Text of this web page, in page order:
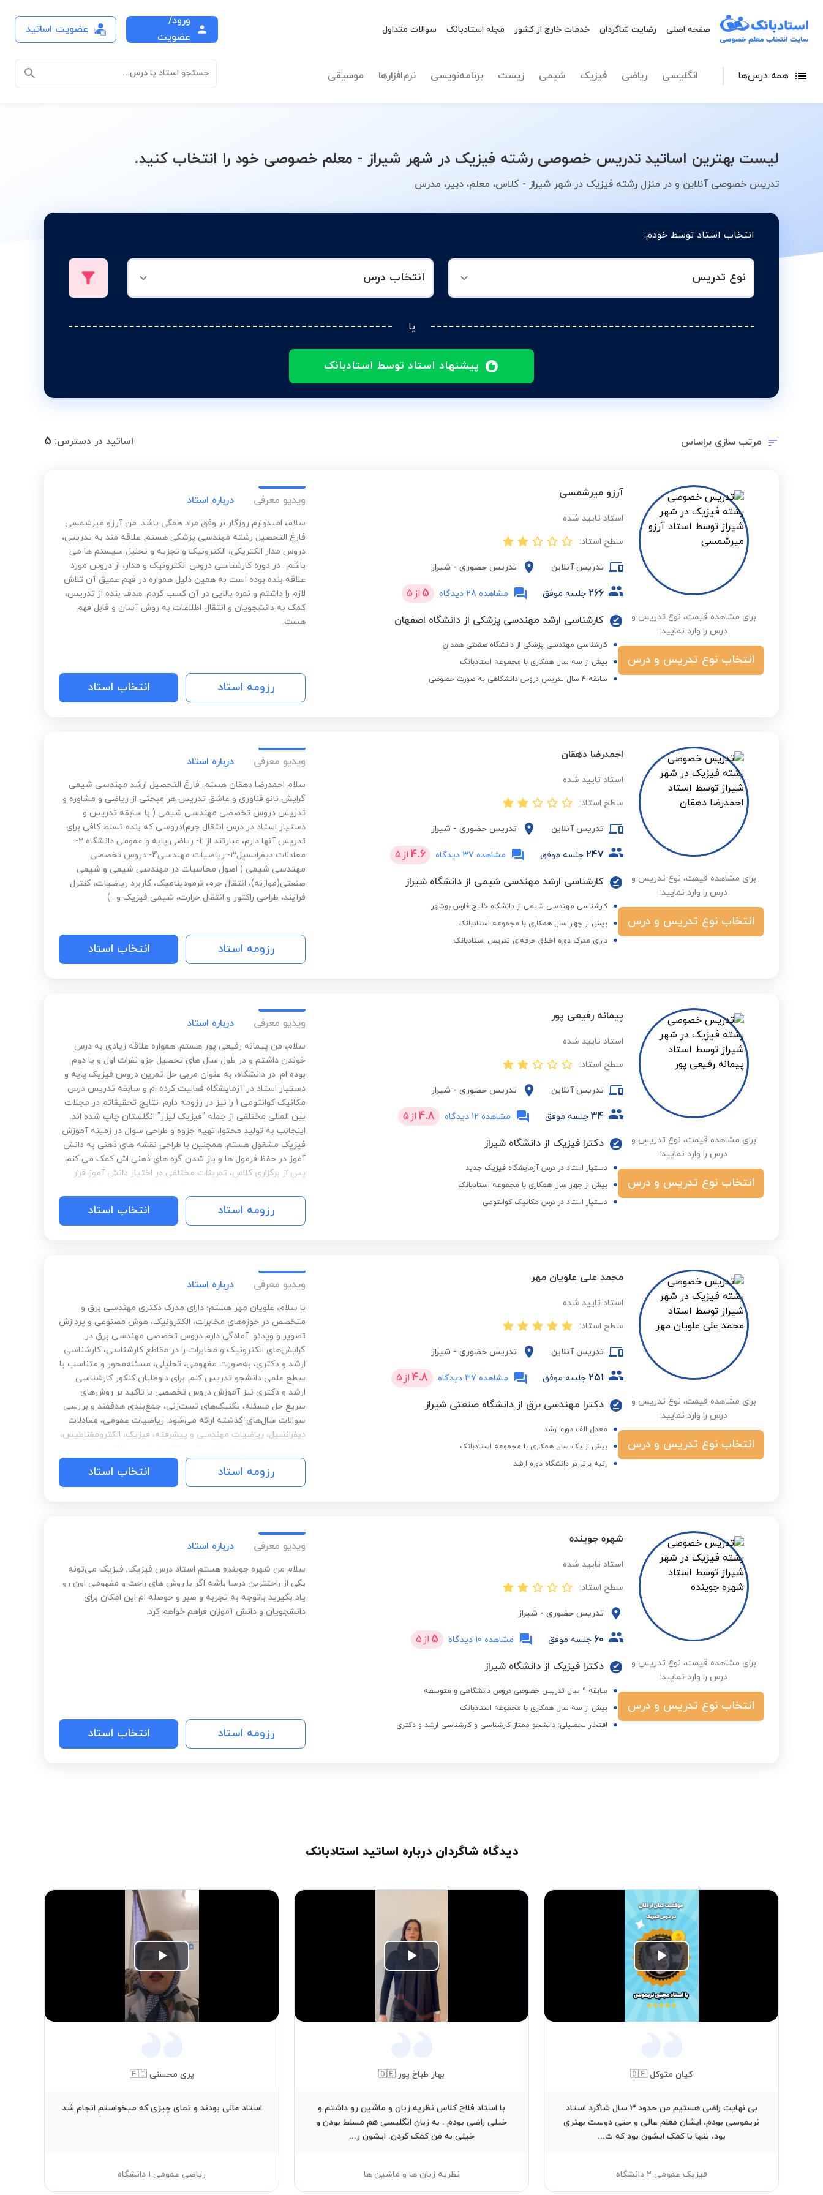
صفحه اصلی رضایت شاگردان خدمات خارج از کشور مجله استادبانک سوالات متداول
ورود/
عضویت
عضویت اساتید
همه درس‌ها انگلیسی ریاضی فیزیک شیمی زیست برنامه‌نویسی نرم‌افزارها موسیقی جستجو استاد یا درس...
لیست بهترین اساتید تدریس خصوصی رشته فیزیک در شهر شیراز - معلم خصوصی خود را انتخاب کنید.
تدریس خصوصی آنلاین و در منزل رشته فیزیک در شهر شیراز - کلاس، معلم، دبیر، مدرس
انتخاب استاد توسط خودم:
نوع تدریس انتخاب درس
یا
پیشنهاد استاد توسط استادبانک
نوع تدریس
مرتب سازی براساس اساتید در دسترس: 5
برای مشاهده قیمت، نوع تدریس و
درس را وارد نمایید:
انتخاب نوع تدریس و درس
آرزو میرشمسی
استاد تایید شده
سطح استاد:
تدریس آنلاین تدریس حضوری - شیراز
266 جلسه موفق مشاهده 28 دیدگاه 5 از 5
کارشناسی ارشد مهندسی پزشکی از دانشگاه اصفهان
کارشناسی مهندسی پزشکی از دانشگاه صنعتی همدان
بیش از سه سال همکاری با مجموعه استادبانک
سابقه 4 سال تدریس دروس دانشگاهی به صورت خصوصی
ویدیو معرفی درباره استاد
سلام، امیدوارم روزگار بر وفق مراد همگی باشد. من آرزو میرشمسی
فارغ التحصیل رشته مهندسی پزشکی هستم. علاقه مند به تدریس،
دروس مدار الکتریکی، الکترونیک و تجزیه و تحلیل سیستم ها می
باشم . در دوره کارشناسی دروس الکترونیک و مدار، از دروس مورد
علاقه بنده بوده است به همین دلیل همواره در فهم عمیق آن تلاش
لازم را داشتم و نمره بالایی در آن کسب کردم. هدف بنده از تدریس،
کمک به دانشجویان و انتقال اطلاعات به روش آسان و قابل فهم
هست.
رزومه استاد انتخاب استاد
برای مشاهده قیمت، نوع تدریس و
درس را وارد نمایید:
انتخاب نوع تدریس و درس
احمدرضا دهقان
استاد تایید شده
سطح استاد:
تدریس آنلاین تدریس حضوری - شیراز
247 جلسه موفق مشاهده 37 دیدگاه 4.6 از 5
کارشناسی ارشد مهندسی شیمی از دانشگاه شیراز
کارشناسی مهندسی شیمی از دانشگاه خلیج فارس بوشهر
بیش از چهار سال همکاری با مجموعه استادبانک
دارای مدرک دوره اخلاق حرفه‌ای تدریس استادبانک
ویدیو معرفی درباره استاد
سلام احمدرضا دهقان هستم. فارغ التحصیل ارشد مهندسی شیمی
گرایش نانو فناوری و عاشق تدریس هر مبحثی از ریاضی و مشاوره و
تدریس دروس تخصصی مهندسی شیمی ( با سابقه تدریس و
دستیار استاد در درس انتقال جرم)دروسی که بنده تسلط کافی برای
تدریس آنها دارم، عبارتند از :1- ریاضی پایه و عمومی دانشگاه 2-
معادلات دیفرانسیل3- ریاضیات مهندسی4- دروس تخصصی
مهتدسی شیمی ( اصول محاسبات در مهندسی شیمی و شیمی
صنعتی(موازنه)، انتقال جرم، ترمودینامیک، کاربرد ریاضیات، کنترل
فرآیند، طراحی راکتور و انتقال حرارت، شیمی فیزیک و ..)
رزومه استاد انتخاب استاد
برای مشاهده قیمت، نوع تدریس و
درس را وارد نمایید:
انتخاب نوع تدریس و درس
پیمانه رفیعی پور
استاد تایید شده
سطح استاد:
تدریس آنلاین تدریس حضوری - شیراز
34 جلسه موفق مشاهده 12 دیدگاه 4.8 از 5
دکترا فیزیک از دانشگاه شیراز
دستیار استاد در درس آزمایشگاه فیزیک جدید
بیش از چهار سال همکاری با مجموعه استادبانک
دستیار استاد در درس مکانیک کوانتومی
ویدیو معرفی درباره استاد
سلام، من پیمانه رفیعی پور هستم. همواره علاقه زیادی به درس
خوندن داشتم و در طول سال های تحصیل جزو نفرات اول و یا دوم
بوده ام. در دانشگاه، به عنوان مربی حل تمرین دروس فیزیک پایه و
دستیار استاد در آزمایشگاه فعالیت کرده ام و سابقه تدریس درس
مکانیک کوانتومی 1 را نیز در رزومه دارم. نتایج تحقیقاتم در مجلات
بین المللی مختلفی از جمله "فیزیک لیزر" انگلستان چاپ شده اند.
اینجانب به تولید محتوا، تهیه جزوه و طراحی سوال در زمینه آموزش
فیزیک مشغول هستم. همچنین با طراحی نقشه های ذهنی به دانش
آموز در حفظ فرمول ها و باز شدن گره های ذهنی اش کمک می کنم.
پس از برگزاری کلاس، تمرینات مختلفی در اختیار دانش آموز قرار
آینده رفع اشکال شود.
رزومه استاد انتخاب استاد
برای مشاهده قیمت، نوع تدریس و
درس را وارد نمایید:
انتخاب نوع تدریس و درس
محمد علی علویان مهر
استاد تایید شده
سطح استاد:
تدریس آنلاین تدریس حضوری - شیراز
251 جلسه موفق مشاهده 37 دیدگاه 4.8 از 5
دکترا مهندسی برق از دانشگاه صنعتی شیراز
معدل الف دوره ارشد
بیش از یک سال همکاری با مجموعه استادبانک
رتبه برتر در دانشگاه دوره ارشد
ویدیو معرفی درباره استاد
با سلام، علویان مهر هستم؛ دارای مدرک دکتری مهندسی برق و
متخصص در حوزه‌های مخابرات، الکترونیک، هوش مصنوعی و پردازش
تصویر و ویدئو. آمادگی دارم دروس تخصصی مهندسی برق در
گرایش‌های الکترونیک و مخابرات را در مقاطع کارشناسی، کارشناسی
ارشد و دکتری، به‌صورت مفهومی، تحلیلی، مسئله‌محور و متناسب با
سطح علمی دانشجو تدریس کنم. برای داوطلبان کنکور کارشناسی
ارشد و دکتری نیز آموزش دروس تخصصی با تاکید بر روش‌های
سریع حل مسئله، تکنیک‌های تست‌زنی، جمع‌بندی هدفمند و بررسی
سوالات سال‌های گذشته ارائه می‌شود. ریاضیات عمومی، معادلات
دیفرانسیل، ریاضیات مهندسی و پیشرفته، فیزیک، الکترومغناطیس،
سیستم‌ها، کنترل، مخابرات، هوش مصنوعی، یادگیری ماشین،
یادگیری عمیق، پردازش تصویر و ویدئو، MATLAB و Python از
زمینه‌های تدریس من است. همچنین در انتخاب موضوع، تدوین
می‌دهم. هدف من آموزش دقیق، کاربردی و قابل‌فهم و ایجاد تسلط
واقعی و اصولی بر مفاهیم است.
رزومه استاد انتخاب استاد
برای مشاهده قیمت، نوع تدریس و
درس را وارد نمایید:
انتخاب نوع تدریس و درس
شهره جوینده
استاد تایید شده
سطح استاد:
تدریس حضوری - شیراز
60 جلسه موفق مشاهده 10 دیدگاه 5 از 5
دکترا فیزیک از دانشگاه شیراز
سابقه 9 سال تدریس خصوصی دروس دانشگاهی و متوسطه
بیش از سه سال همکاری با مجموعه استادبانک
افتخار تحصیلی: دانشجو ممتاز کارشناسی و کارشناسی ارشد و دکتری
ویدیو معرفی درباره استاد
سلام من شهره جوینده هستم استاد درس فیزیک, فیزیک می‌تونه
یکی از راحتترین درسا باشه اگر با روش های راحت و مفهومی اون رو
یاد بگیرید باتوجه به تجربه و صبر و حوصله ام این امکان برای
دانشجویان و دانش آموزان فراهم خواهم کرد.
رزومه استاد انتخاب استاد
دیدگاه شاگردان درباره اساتید استادبانک
Play
Video
کیان متوکل 🇩🇪
بی نهایت راضی هستیم من حدود 3 سال شاگرد استاد
نریموسی بودم، ایشان معلم عالی و حتی دوست بهتری
بود، تنها با کمک ایشون بود که ت...
فیزیک عمومی 2 دانشگاه
Play
Video
بهار طباخ پور 🇩🇪
با استاد فلاح کلاس نظریه زبان و ماشین رو داشتم و
خیلی راضی بودم . به زبان انگلیسی هم مسلط بودن و
خیلی به من کمک کردن. ایشون ر...
نظریه زبان ها و ماشین ها
Play
Video
پری محسنی 🇫🇮
استاد عالی بودند و تمای چیزی که میخواستم انجام شد
ریاضی عمومی 1 دانشگاه